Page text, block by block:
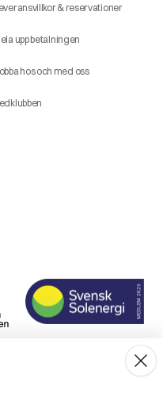
& reservationer
upp betalningen
hos och med oss